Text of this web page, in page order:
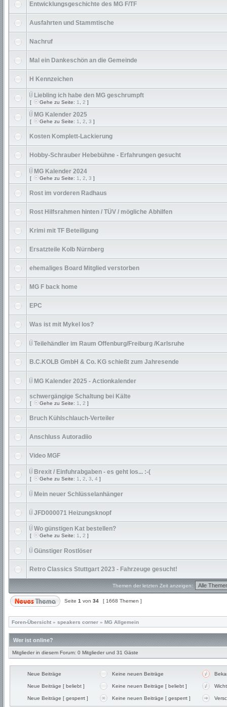
Entwicklungsgeschichte des MG F/TF
Ausfahrten und Stammtische
Nachruf
Mal ein Dankeschön an die Gemeinde
H Kennzeichen
Liebling ich habe den MG geschrumpft
[ Gehe zu Seite: 1 2 ]
MG Kalender 2025
[ Gehe zu Seite: 1 2 3 ]
Kosten Komplett-Lackierung
Hobby-Schrauber Hebebühne - Erfahrungen gesucht
MG Kalender 2024
[ Gehe zu Seite: 1 2 3 ]
Rost im vorderen Radhaus
Rost Hilfsrahmen hinten / TÜV / mögliche Abhilfen
Krimi mit TF Beteiligung
Ersatzteile Kolb Nürnberg
ehemaliges Board Mitglied verstorben
MG F back home
EPC
Was ist mit Mykel los?
Teilehändler im Raum Offenburg/Freiburg /Karlsruhe
B.C.KOLB GmbH & Co. KG schießt zum Jahresende
MG Kalender 2025 - Actionkalender
schwergängige Schaltung bei Kälte
[ Gehe zu Seite: 1 2 ]
Bruch Kühlschlauch-Verteiler
Anschluss Autoradiio
Video MGF
Brexit / Einfuhrabgaben - es geht los... :-(
[ Gehe zu Seite: 1 2 3 4 ]
Mein neuer Schlüsselanhänger
JFD000071 Heizungsknopf
Wo günstigen Kat bestellen?
[ Gehe zu Seite: 1 2 ]
Günstiger Rostlöser
Retro Classics Stuttgart 2023 - Fahrzeuge gesucht!
Themen der letzten Zeit anzeigen:
Seite 1 von 34 [ 1668 Themen ]
Foren-Übersicht » speakers corner » MG Allgemein
Wer ist online?
Mitglieder in diesem Forum: 0 Mitglieder und 31 Gäste
Neue Beiträge Keine neuen Beiträge
Neue Beiträge [ beliebt ] Keine neuen Beiträge [ beliebt ]
Neue Beiträge [ gesperrt ] Keine neuen Beiträge [ gesperrt ]